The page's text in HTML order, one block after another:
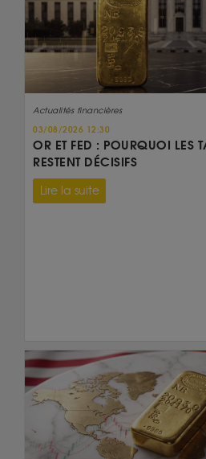
Actualités financières
03/08/2026 12:30
OR ET FED : POURQUOI LES
RESTENT DÉCISIFS
Lire la suite